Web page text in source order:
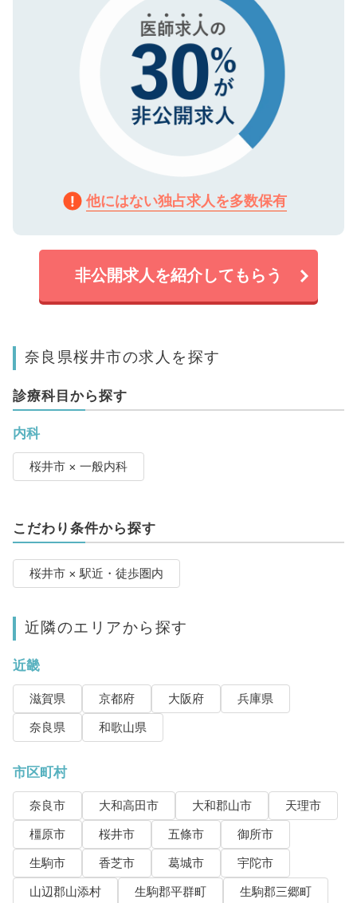
他にはない独占求人を多数保有
非公開求人を紹介してもらう
奈良県桜井市の求人を探す
診療科目から探す
内科
桜井市 × 一般内科
こだわり条件から探す
桜井市 × 駅近・徒歩圏内
近隣のエリアから探す
近畿
滋賀県 京都府 大阪府
兵庫県
奈良県
和歌山県
市区町村
奈良市 大和高田市 大和郡山市
天理市
橿原市
桜井市 五條市
御所市
生駒市
香芝市 葛城市
宇陀市
山辺郡山添村
生駒郡平群町
生駒郡三郷町